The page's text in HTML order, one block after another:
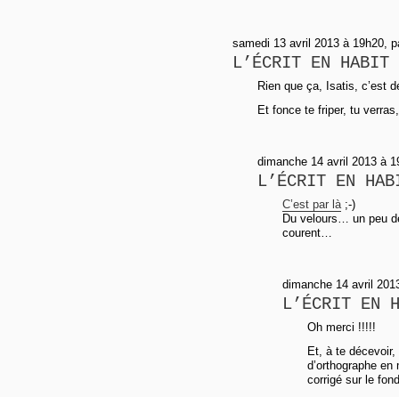
samedi 13 avril 2013 à 19h20,
L’ÉCRIT EN HABIT
Rien que ça, Isatis, c’est
Et fonce te friper, tu
dimanche 14 avril 2013 à
L’ÉCRIT EN
C’est par là;-)
Du velours… un peu
courent…
dimanche 14 avril
L’ÉCRIT EN
Oh merci !!!!!
Et, à te
d’orthographe
corrigé sur le